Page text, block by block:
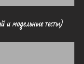
модельные тесты)